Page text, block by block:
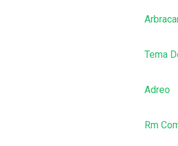
Tema
Adreo
Rm